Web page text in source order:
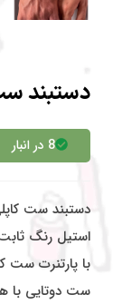
دستبند
8 در انبار
دستبند ست
استیل رنگ
با پارتنرت ست
ست دوتایی با